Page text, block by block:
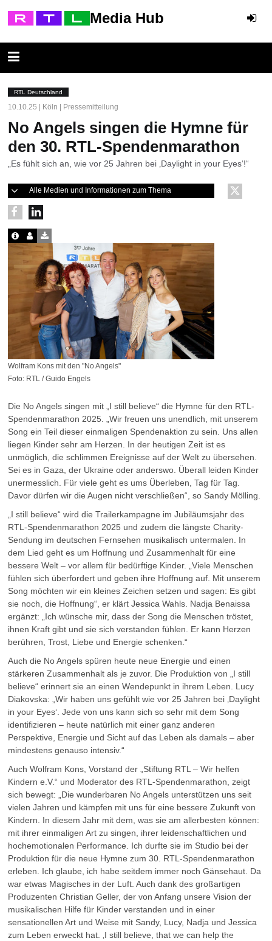
Media Hub
RTL Deutschland
10.10.25 | Köln | Pressemitteilung
No Angels singen die Hymne für
den 30. RTL-Spendenmarathon
„Es fühlt sich an, wie vor 25 Jahren bei ‚Daylight in your Eyes‘!“
Alle Medien und Informationen zum Thema
Wolfram Kons mit den "No Angels"
Foto: RTL / Guido Engels
Die No Angels singen mit „I still believe“ die Hymne für den RTL-
Spendenmarathon 2025. „Wir freuen uns unendlich, mit unserem
Song ein Teil dieser einmaligen Spendenaktion zu sein. Uns allen
liegen Kinder sehr am Herzen. In der heutigen Zeit ist es
unmöglich, die schlimmen Ereignisse auf der Welt zu übersehen.
Sei es in Gaza, der Ukraine oder anderswo. Überall leiden Kinder
unermesslich. Für viele geht es ums Überleben, Tag für Tag.
Davor dürfen wir die Augen nicht verschließen“, so Sandy Mölling.
„I still believe“ wird die Trailerkampagne im Jubiläumsjahr des
RTL-Spendenmarathon 2025 und zudem die längste Charity-
Sendung im deutschen Fernsehen musikalisch untermalen. In
dem Lied geht es um Hoffnung und Zusammenhalt für eine
bessere Welt – vor allem für bedürftige Kinder. „Viele Menschen
fühlen sich überfordert und geben ihre Hoffnung auf. Mit unserem
Song möchten wir ein kleines Zeichen setzen und sagen: Es gibt
sie noch, die Hoffnung“, er klärt Jessica Wahls. Nadja Benaissa
ergänzt: „Ich wünsche mir, dass der Song die Menschen tröstet,
ihnen Kraft gibt und sie sich verstanden fühlen. Er kann Herzen
berühren, Trost, Liebe und Energie schenken.“
Auch die No Angels spüren heute neue Energie und einen
stärkeren Zusammenhalt als je zuvor. Die Produktion von „I still
believe“ erinnert sie an einen Wendepunkt in ihrem Leben. Lucy
Diakovska: „Wir haben uns gefühlt wie vor 25 Jahren bei ‚Daylight
in your Eyes‘. Jede von uns kann sich so sehr mit dem Song
identifizieren – heute natürlich mit einer ganz anderen
Perspektive, Energie und Sicht auf das Leben als damals – aber
mindestens genauso intensiv.“
Auch Wolfram Kons, Vorstand der „Stiftung RTL – Wir helfen
Kindern e.V.“ und Moderator des RTL-Spendenmarathon, zeigt
sich bewegt: „Die wunderbaren No Angels unterstützen uns seit
vielen Jahren und kämpfen mit uns für eine bessere Zukunft von
Kindern. In diesem Jahr mit dem, was sie am allerbesten können:
mit ihrer einmaligen Art zu singen, ihrer leidenschaftlichen und
hochemotionalen Performance. Ich durfte sie im Studio bei der
Produktion für die neue Hymne zum 30. RTL-Spendenmarathon
erleben. Ich glaube, ich habe seitdem immer noch Gänsehaut. Da
war etwas Magisches in der Luft. Auch dank des großartigen
Produzenten Christian Geller, der von Anfang unsere Vision der
musikalischen Hilfe für Kinder verstanden und in einer
sensationellen Art und Weise mit Sandy, Lucy, Nadja und Jessica
zum Leben erweckt hat. ‚I still believe, that we can help the